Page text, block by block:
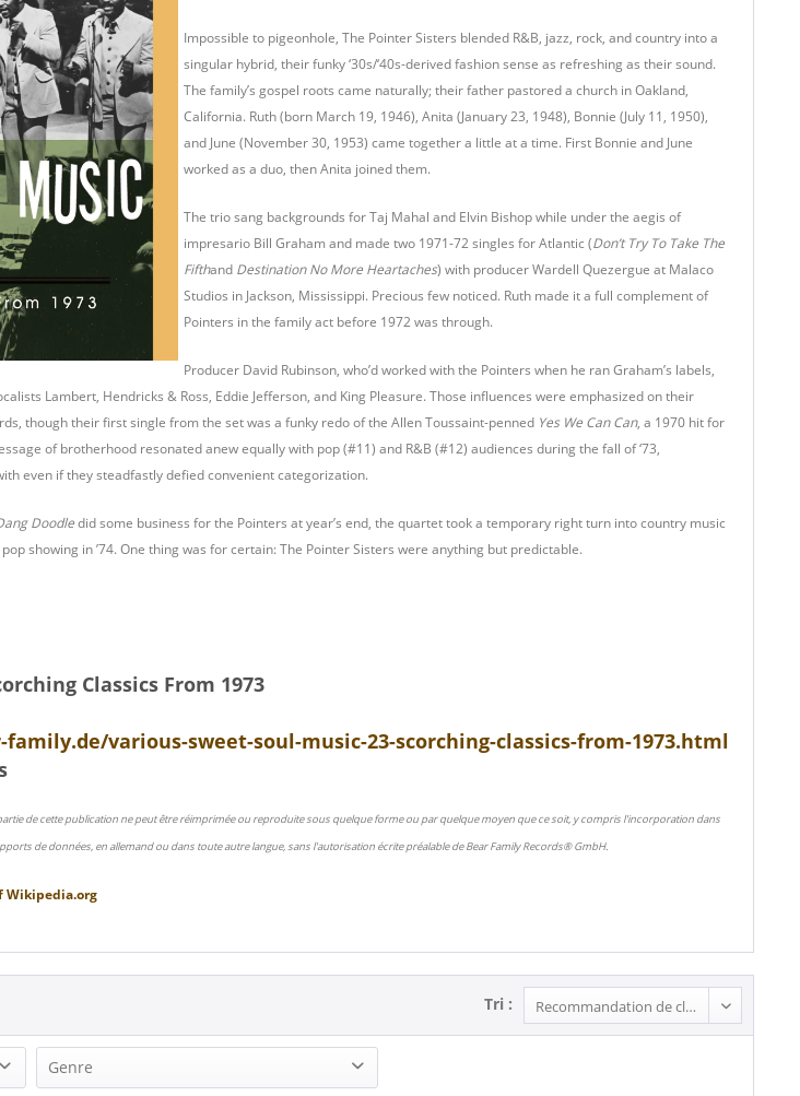
Impossible to pigeonhole, The Pointer Sisters blended R&B, jazz, rock, and country into a
singular hybrid, their funky ‘30s/‘40s-derived fashion sense as refreshing as their sound.
The family’s gospel roots came naturally; their father pastored a church in Oakland,
California. Ruth (born March 19, 1946), Anita (January 23, 1948), Bonnie (July 11, 1950),
and June (November 30, 1953) came together a little at a time. First Bonnie and June
worked as a duo, then Anita joined them.
The trio sang backgrounds for Taj Mahal and Elvin Bishop while under the aegis of
impresario Bill Graham and made two 1971-72 singles for Atlantic (Don’t Try To Take The
Fifthand Destination No More Heartaches) with producer Wardell Quezergue at Malaco
Studios in Jackson, Mississippi. Precious few noticed. Ruth made it a full complement of
Pointers in the family act before 1972 was through.
Producer David Rubinson, who’d worked with the Pointers when he ran Graham’s labels,
Lambert, Hendricks & Ross, Eddie Jefferson, and King Pleasure. Those influences were emphasized on their
though their first single from the set was a funky redo of the Allen Toussaint-penned Yes We Can Can, a 1970 hit for
of brotherhood resonated anew equally with pop (#11) and R&B (#12) audiences during the fall of ‘73,
even if they steadfastly defied convenient categorization.
Doodledid some business for the Pointers at year’s end, the quartet took a temporary right turn into country music
showing in ’74. One thing was for certain: The Pointer Sisters were anything but predictable.
Classics From 1973
various-sweet-soul-music-23-scorching-classics-from-1973.html
de cette publication ne peut être réimprimée ou reproduite sous quelque forme ou par quelque moyen que ce soit, y compris l'incorporation dans
de données, en allemand ou dans toute autre langue, sans l'autorisation écrite préalable de Bear Family Records® GmbH.
Wikipedia.org
Tri :
Genre